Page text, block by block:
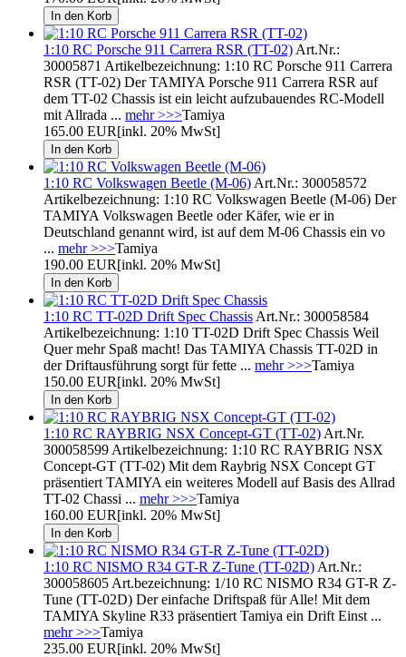
1:10 RC Porsche 911 Carrera RSR (TT-02) Art.Nr.:
30005871 Artikelbezeichnung: 1:10 RC Porsche 911 Carrera
RSR (TT-02) Der TAMIYA Porsche 911 Carrera RSR auf
dem TT-02 Chassis ist ein leicht aufzubauendes RC-Modell
mit Allrada ... mehr >>>Tamiya
165.00 EUR[inkl. 20% MwSt]
1:10 RC Volkswagen Beetle (M-06) Art.Nr.: 300058572
Artikelbezeichnung: 1:10 RC Volkswagen Beetle (M-06) Der
TAMIYA Volkswagen Beetle oder Käfer, wie er in
Deutschland genannt wird, ist auf dem M-06 Chassis ein vo
... mehr >>>Tamiya
190.00 EUR[inkl. 20% MwSt]
1:10 RC TT-02D Drift Spec Chassis Art.Nr.: 300058584
Artikelbezeichnung: 1:10 TT-02D Drift Spec Chassis Weil
Quer mehr Spaß macht! Das TAMIYA Chassis TT-02D in
der Driftausführung sorgt für fette ... mehr >>>Tamiya
150.00 EUR[inkl. 20% MwSt]
1:10 RC RAYBRIG NSX Concept-GT (TT-02) Art.Nr.
300058599 Artikelbezeichnung: 1:10 RC RAYBRIG NSX
Concept-GT (TT-02) Mit dem Raybrig NSX Concept GT
präsentiert TAMIYA ein weiteres Modell auf Basis des Allrad
TT-02 Chassi ... mehr >>>Tamiya
160.00 EUR[inkl. 20% MwSt]
1:10 RC NISMO R34 GT-R Z-Tune (TT-02D) Art.Nr.:
300058605 Art.bezeichnung: 1/10 RC NISMO R34 GT-R Z-
Tune (TT-02D) Der einfache Driftspaß für Alle! Mit dem
TAMIYA Skyline R33 präsentiert Tamiya ein Drift Einst ...
mehr >>>Tamiya
235.00 EUR[inkl. 20% MwSt]